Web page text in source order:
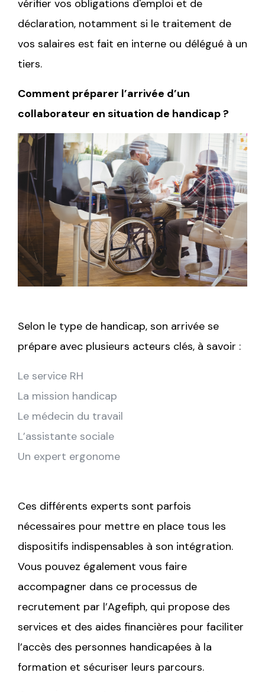
vérifier vos obligations d'emploi et de
déclaration, notamment si le traitement de
vos salaires est fait en interne ou délégué à un
tiers.
Comment préparer l’arrivée d’un
collaborateur en situation de handicap ?
Selon le type de handicap, son arrivée se
prépare avec plusieurs acteurs clés, à savoir :
Le service RH
La mission handicap
Le médecin du travail
L’assistante sociale
Un expert ergonome
Ces différents experts sont parfois
nécessaires pour mettre en place tous les
dispositifs indispensables à son intégration.
Vous pouvez également vous faire
accompagner dans ce processus de
recrutement par l’Agefiph, qui propose des
services et des aides financières pour faciliter
l’accès des personnes handicapées à la
formation et sécuriser leurs parcours.